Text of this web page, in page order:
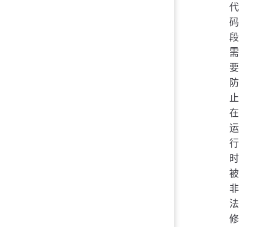
代
码
段
需
要
防
止
在
运
行
时
被
非
法
修